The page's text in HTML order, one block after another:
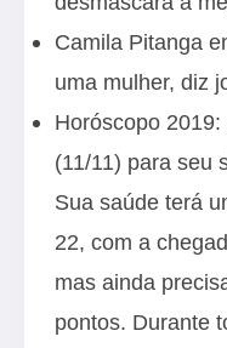
Camila Pitanga
uma mulher, diz
Horóscopo
(11/11) para seu
Sua saúde terá
22, com a
mas ainda
pontos. Durante